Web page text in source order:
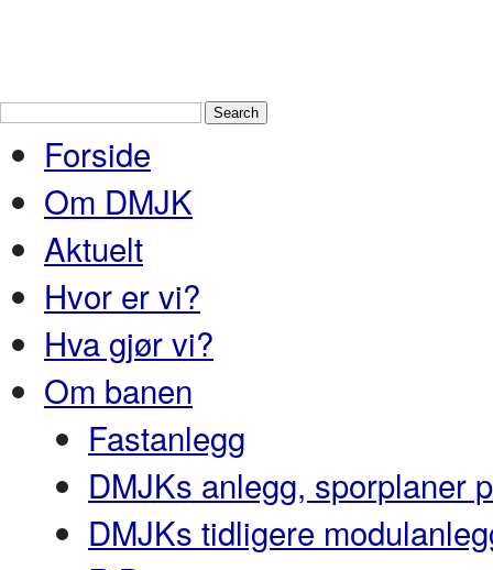
Forside
Om DMJK
Aktuelt
Hvor er vi?
Hva gjør vi?
Om banen
Fastanlegg
DMJKs anlegg, sporplaner
DMJKs tidligere